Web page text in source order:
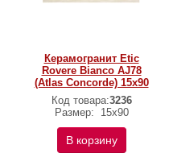
Керамогранит Etic
Rovere Bianco AJ78
(Atlas Concorde) 15х90
Код товара:3236
Размер:
15х90
В корзину